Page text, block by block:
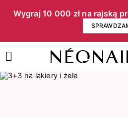
Wygraj 10 000 zł na rajską